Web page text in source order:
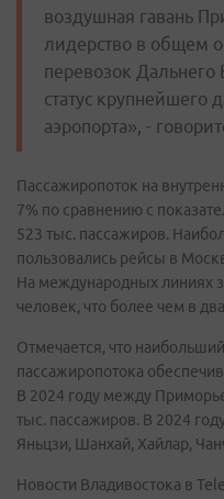
воздушная гавань
лидерство в общем
перевозок Дальнего
статус крупнейшего
аэропорта», -
Пассажиропоток на
7% по сравнению с
523 тыс. пассажиров.
пользовались рейсы в
На международных линиях
человек, что более чем в
Отмечается, что
пассажиропотока
В 2024 году между
тыс. пассажиров. В 2024
Яньцзи, Шанхай, Хайлар,
Новости Владивостока в